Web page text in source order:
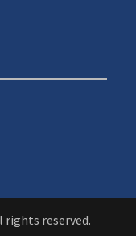
rights reserved.